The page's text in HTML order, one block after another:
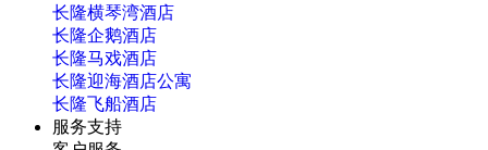
长隆横琴湾酒店
长隆企鹅酒店
长隆马戏酒店
长隆迎海酒店公寓
长隆飞船酒店
服务支持